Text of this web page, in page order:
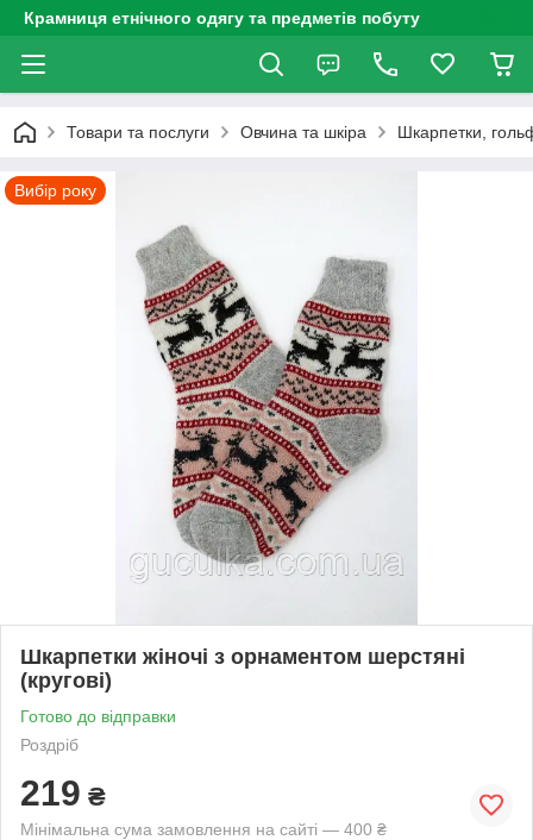
Крамниця етнічного одягу та предметів побуту
Товари та послуги Овчина та шкіра Шкарпетки,
Вибір року
Шкарпетки жіночі з орнаментом шерстяні
(кругові)
Готово до відправки
Роздріб
219 ₴
Мінімальна сума замовлення на сайті — 400 ₴